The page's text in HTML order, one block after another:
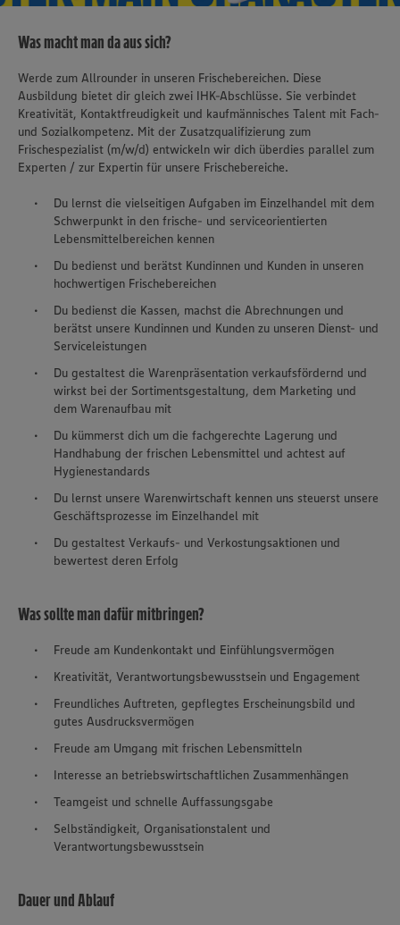
Was macht man da aus sich?
Werde zum Allrounder in unseren Frischebereichen. Diese
Ausbildung bietet dir gleich zwei IHK-Abschlüsse. Sie verbindet
Kreativität, Kontaktfreudigkeit und kaufmännisches Talent mit Fach-
und Sozialkompetenz. Mit der Zusatzqualifizierung zum
Frischespezialist (m/w/d) entwickeln wir dich überdies parallel zum
Experten / zur Expertin für unsere Frischebereiche.
Du lernst die vielseitigen Aufgaben im Einzelhandel mit dem
Schwerpunkt in den frische- und serviceorientierten
Lebensmittelbereichen kennen
Du bedienst und berätst Kundinnen und Kunden in unseren
hochwertigen Frischebereichen
Du bedienst die Kassen, machst die Abrechnungen und
berätst unsere Kundinnen und Kunden zu unseren Dienst- und
Serviceleistungen
Du gestaltest die Warenpräsentation verkaufsfördernd und
wirkst bei der Sortimentsgestaltung, dem Marketing und
dem Warenaufbau mit
Du kümmerst dich um die fachgerechte Lagerung und
Handhabung der frischen Lebensmittel und achtest auf
Hygienestandards
Du lernst unsere Warenwirtschaft kennen uns steuerst unsere
Geschäftsprozesse im Einzelhandel mit
Du gestaltest Verkaufs- und Verkostungsaktionen und
bewertest deren Erfolg
Was sollte man dafür mitbringen?
Freude am Kundenkontakt und Einfühlungsvermögen
Kreativität, Verantwortungsbewusstsein und Engagement
Freundliches Auftreten, gepflegtes Erscheinungsbild und
gutes Ausdrucksvermögen
Freude am Umgang mit frischen Lebensmitteln
Interesse an betriebswirtschaftlichen Zusammenhängen
Teamgeist und schnelle Auffassungsgabe
Selbständigkeit, Organisationstalent und
Verantwortungsbewusstsein
Dauer und Ablauf